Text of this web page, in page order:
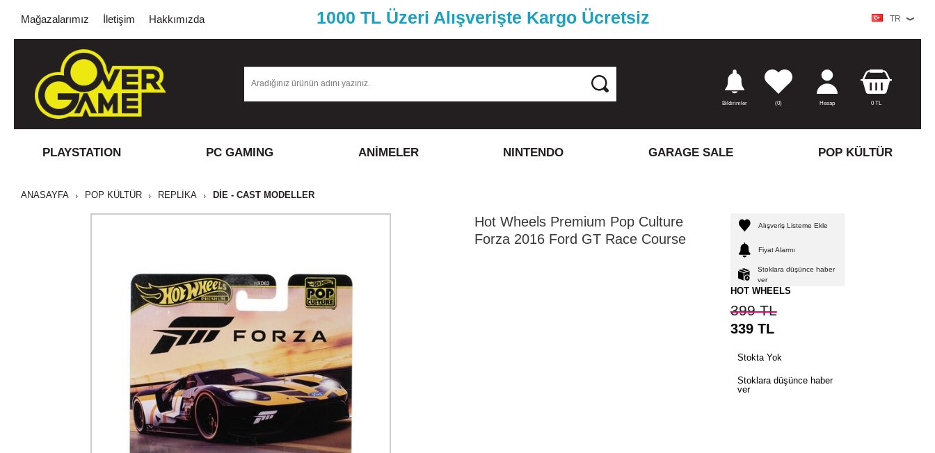
Mağazalarımız İletişim Hakkımızda 1000 TL Üzeri Alışverişte Kargo Ücretsiz TR
Bildirimler (0) Hesap 0TL
PLAYSTATION PC GAMING ANİMELER NINTENDO GARAGE SALE POP KÜLTÜR
ANASAYFA POP KÜLTÜR REPLİKA DIE - CAST MODELLER
Hot Wheels Premium Pop Culture
Forza 2016 Ford GT Race Course
Alışveriş Listeme Ekle
Fiyat Alarmı
Stoklara düşünce haber
ver
HOT WHEELS
399TL
339TL
Stokta Yok
Stoklara düşünce haber
ver